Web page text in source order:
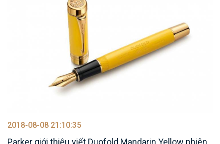
2018-08-08 21:10:35
Parker giới thiệu viết Duofold Mandarin Yellow phiên